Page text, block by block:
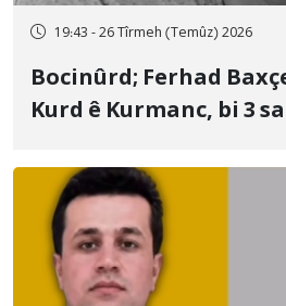
19:43 - 26 Tîrmeh (Temûz) 2026
Bocinûrd; Ferhad
Kurd ê Kurmanc, bi 3